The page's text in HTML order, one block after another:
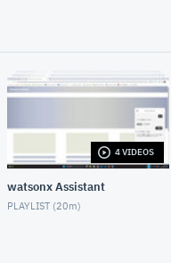
4 VIDEOS
watsonx Assistant
PLAYLIST (20m)